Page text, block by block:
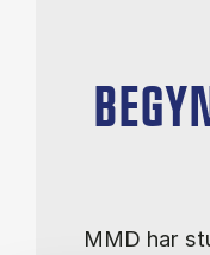
MMD har